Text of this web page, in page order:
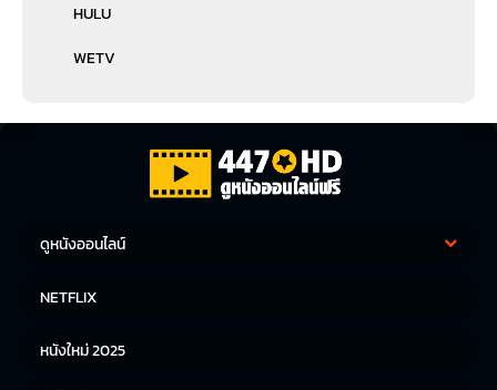
HULU
WETV
ดูหนังออนไลน์
หนังญี่ปุ่น
NETFLIX
หนังใหม่ 2025